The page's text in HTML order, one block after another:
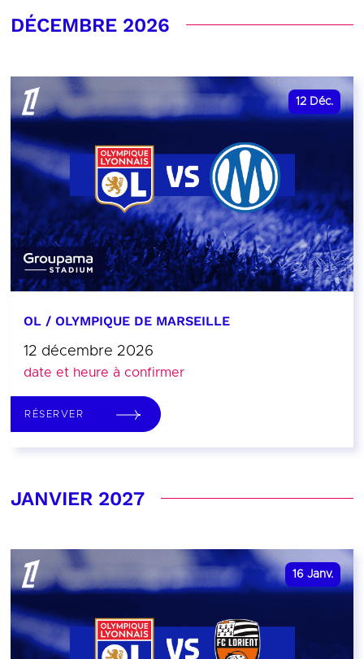
DÉCEMBRE 2026
12 Déc.
OL / OLYMPIQUE DE MARSEILLE
12 décembre 2026
date et heure à confirmer
RÉSERVER
JANVIER 2027
16 Janv.